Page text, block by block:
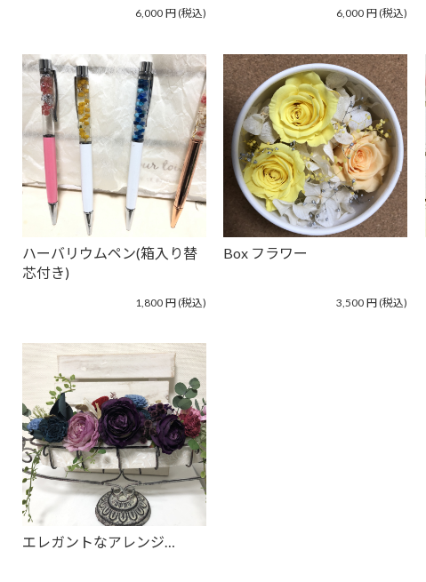
6,000 円(税込) 6,000 円(税込)
ハーバリウムペン(箱入り替
芯付き)
1,800 円(税込)
Box フラワー
3,500 円(税込)
エレガントなアレンジ…